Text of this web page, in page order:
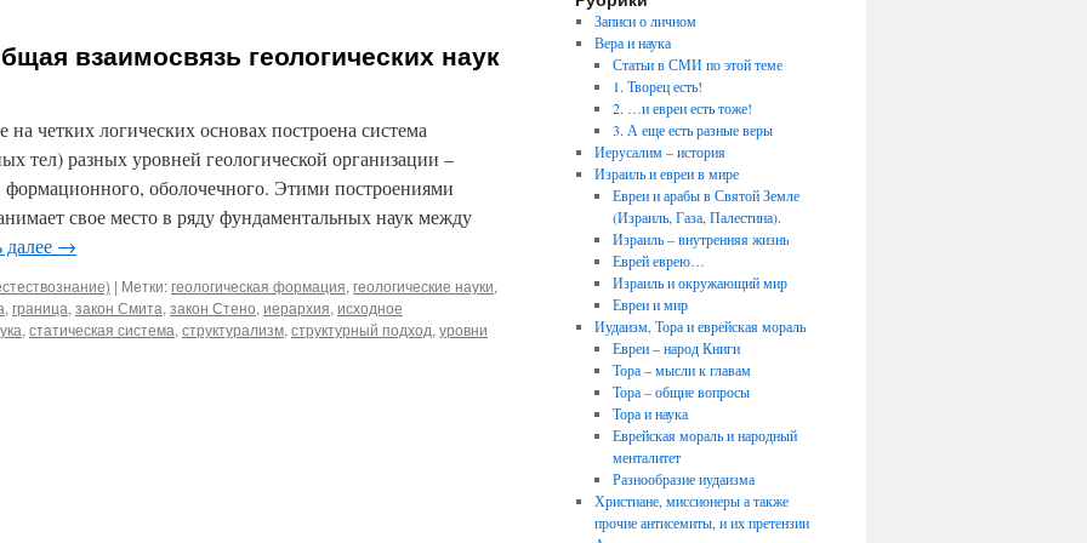
взаимосвязь геологических наук
четких логических основах построена система
тел) разных уровней геологической организации –
оболочечного. Этими построениями
свое место в ряду фундаментальных наук между
далее →
| Метки:геологическая формация, геологические науки,
, граница, закон Смита, закон Стено, иерархия, исходное
, статическая система, структурализм, структурный подход, уровни
Записи о личном
Вера и наука
Статьи в СМИ по этой теме
1. Творец есть!
2. …и евреи есть тоже!
3. А еще есть разные веры
Иерусалим – история
Израиль и евреи в мире
Евреи и арабы в Святой Земле
(Израиль, Газа, Палестина).
Израиль – внутренняя жизнь
Еврей еврею…
Израиль и окружающий мир
Евреи и мир
Иудаизм, Тора и еврейская мораль
Евреи – народ Книги
Тора – мысли к главам
Тора – общие вопросы
Тора и наука
Еврейская мораль и народный
менталитет
Разнообразие иудаизма
Христиане, миссионеры а также
прочие антисемиты, и их претензии